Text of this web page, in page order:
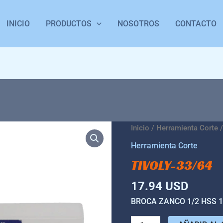
INICIO PRODUCTOS NOSOTROS CONTACTO
Inicio / Herramienta Corte
Herramienta Corte
TIVOLY-33/64
17.94 USD
BROCA ZANCO 1/2 HSS
TIVOLY-
33/64